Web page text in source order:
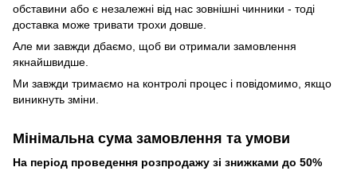
обставини або є незалежні від нас зовнішні чинники - тоді
доставка може тривати трохи довше.
Але ми завжди дбаємо, щоб ви отримали замовлення
якнайшвидше.
Ми завжди тримаємо на контролі процес і повідомимо, якщо
виникнуть зміни.
Мінімальна сума замовлення та умови
На період проведення розпродажу зі знижками до 50%